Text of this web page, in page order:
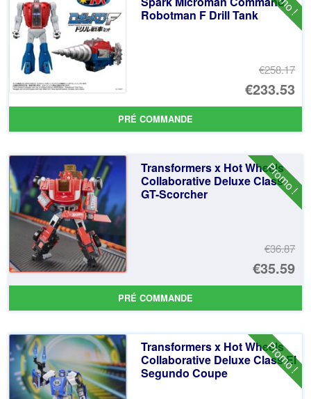
Robotman F Drill Tank
€258.17
Le
€233.53
Le
PRÉ COMMANDE
Promo !
Transformers x Hot Wheels
Collaborative Deluxe Class
GT-Scorcher
€36.87
Le
€35.59
Le
PRÉ COMMANDE
Promo !
Transformers x Hot Wheels
Collaborative Deluxe Class El
Segundo Coupe